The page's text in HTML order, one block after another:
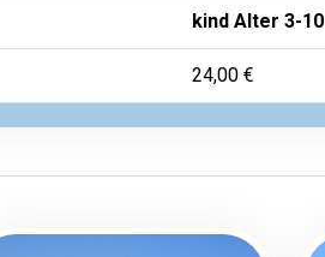
kind Alter 3-10
24,00 €